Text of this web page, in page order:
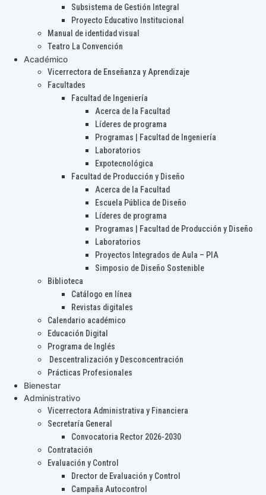
Subsistema de Gestión Integral
Proyecto Educativo Institucional
Manual de identidad visual
Teatro La Convención
Académico
Vicerrectora de Enseñanza y Aprendizaje
Facultades
Facultad de Ingeniería
Acerca de la Facultad
Líderes de programa
Programas | Facultad de Ingeniería
Laboratorios
Expotecnológica
Facultad de Producción y Diseño
Acerca de la Facultad
Escuela Pública de Diseño
Líderes de programa
Programas | Facultad de Producción y Diseño
Laboratorios
Proyectos Integrados de Aula – PIA
Simposio de Diseño Sostenible
Biblioteca
Catálogo en línea
Revistas digitales
Calendario académico
Educación Digital
Programa de Inglés
Descentralización y Desconcentración
Prácticas Profesionales
Bienestar
Administrativo
Vicerrectora Administrativa y Financiera
Secretaría General
Convocatoria Rector 2026-2030
Contratación
Evaluación y Control
Drector de Evaluación y Control
Campaña Autocontrol